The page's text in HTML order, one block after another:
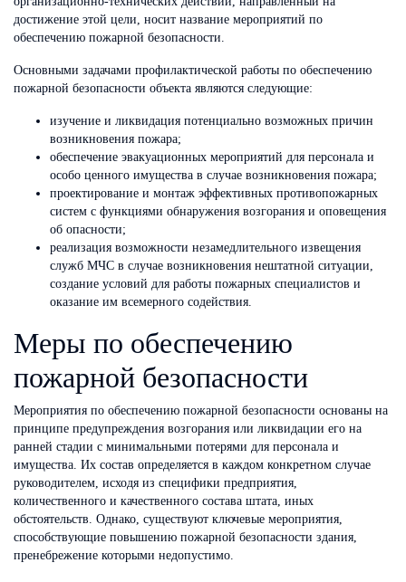
достижение этой цели, носит название мероприятий по
обеспечению пожарной безопасности.
Основными задачами профилактической работы по обеспечению
пожарной безопасности объекта являются следующие:
изучение и ликвидация потенциально возможных причин
возникновения пожара;
обеспечение эвакуационных мероприятий для персонала и
особо ценного имущества в случае возникновения пожара;
проектирование и монтаж эффективных противопожарных
систем с функциями обнаружения возгорания и оповещения
об опасности;
реализация возможности незамедлительного извещения
служб МЧС в случае возникновения нештатной ситуации,
создание условий для работы пожарных специалистов и
оказание им всемерного содействия.
Меры по обеспечению
пожарной безопасности
Мероприятия по обеспечению пожарной безопасности основаны на
принципе предупреждения возгорания или ликвидации его на
ранней стадии с минимальными потерями для персонала и
имущества. Их состав определяется в каждом конкретном случае
руководителем, исходя из специфики предприятия,
количественного и качественного состава штата, иных
обстоятельств. Однако, существуют ключевые мероприятия,
способствующие повышению пожарной безопасности здания,
пренебрежение которыми недопустимо.